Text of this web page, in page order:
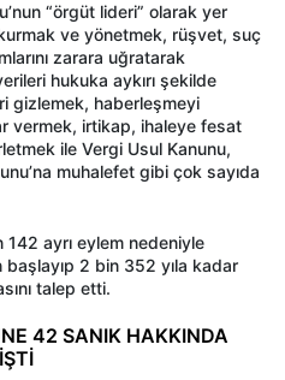
“örgüt lideri” olarak yer
ve yönetmek, rüşvet, suç
zarara uğratarak
hukuka aykırı şekilde
gizlemek, haberleşmeyi
vermek, irtikap, ihaleye fesat
ile Vergi Usul Kanunu,
muhalefet gibi çok sayıda
142 ayrı eylem nedeniyle
başlayıp 2 bin 352 yıla kadar
talep etti.
42 SANIK HAKKINDA